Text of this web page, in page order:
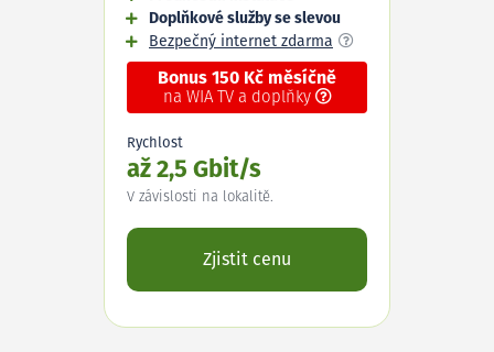
Doplňkové služby se slevou
Bezpečný internet zdarma
Bonus 150 Kč měsíčně
na WIA TV a doplňky
Rychlost
až 2,5 Gbit/s
V závislosti na lokalitě.
Zjistit cenu